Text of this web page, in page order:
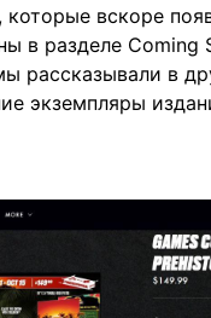
которые вскоре
в разделе Coming
рассказывали в
экземпляры